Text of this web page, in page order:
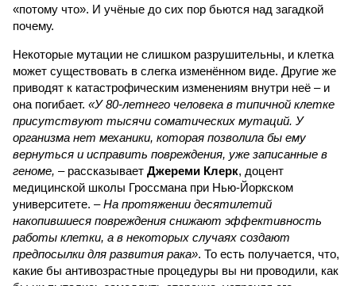
«потому что». И учёные до сих пор бьются над загадкой
почему.
Некоторые мутации не слишком разрушительны, и клетка
может существовать в слегка изменённом виде. Другие же
приводят к катастрофическим изменениям внутри неё – и
она погибает. «У 80-летнего человека в типичной клетке
присутствуют тысячи соматических мутаций. У
организма нет механики, которая позволила бы ему
вернуться и исправить повреждения, уже записанные в
геноме, – рассказывает Джереми Клерк, доцент
медицинской школы Гроссмана при Нью-Йоркском
университете. – На протяжении десятилетий
накопившиеся повреждения снижают эффективность
работы клетки, а в некоторых случаях создают
предпосылки для развития рака». То есть получается, что,
какие бы антивозрастные процедуры вы ни проводили, как